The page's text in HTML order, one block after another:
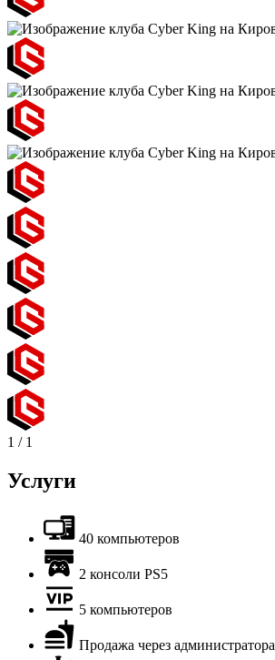
1 / 1
Услуги
40 компьютеров
2 консоли PS5
5 компьютеров
Продажа через администратора